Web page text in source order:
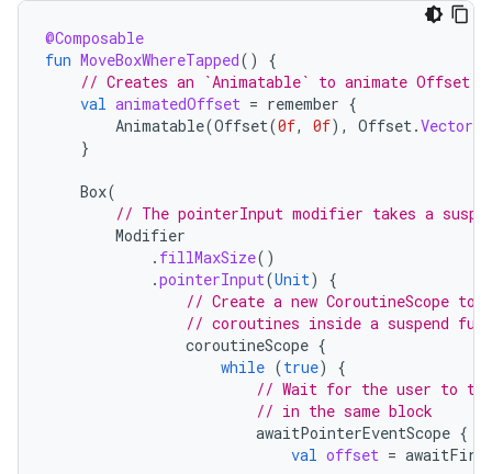
@Composable
fun MoveBoxWhereTapped()
{
// Creates an `Animatable` to animate Offset
val animatedOffset = remember {
Animatable(Offset(0f, 0f), Offset.
}
Box(
// The pointerInput modifier takes a
Modifier
. fillMaxSize()
.pointerInput(Unit)
{
// Create a new CoroutineScope to
// coroutines inside a suspend
coroutineScope {
while (true)
{
// Wait for the user to tap
// in the same block
awaitPointerEventScope {
val offset =